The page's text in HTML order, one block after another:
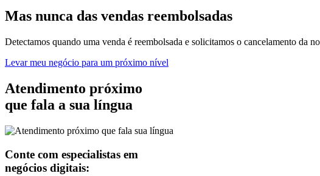
Mas nunca das vendas reembolsadas
Detectamos quando uma venda é reembolsada e solicitamos o cancelamento da
Levar meu negócio para um próximo nível
Atendimento próximo
que fala a sua língua
Conte com especialistas em
negócios digitais: